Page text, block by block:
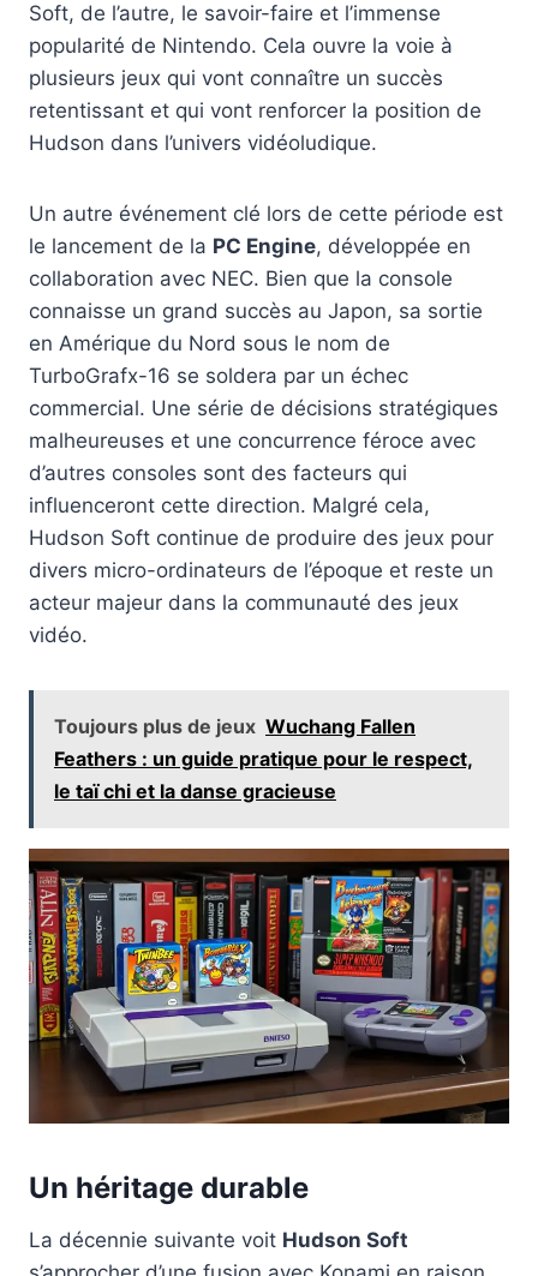
Soft, de l’autre, le savoir-faire et l’immense
popularité de Nintendo. Cela ouvre la voie à
plusieurs jeux qui vont connaître un succès
retentissant et qui vont renforcer la position de
Hudson dans l’univers vidéoludique.
Un autre événement clé lors de cette période est
le lancement de la PC Engine, développée en
collaboration avec NEC. Bien que la console
connaisse un grand succès au Japon, sa sortie
en Amérique du Nord sous le nom de
TurboGrafx-16 se soldera par un échec
commercial. Une série de décisions stratégiques
malheureuses et une concurrence féroce avec
d’autres consoles sont des facteurs qui
influenceront cette direction. Malgré cela,
Hudson Soft continue de produire des jeux pour
divers micro-ordinateurs de l’époque et reste un
acteur majeur dans la communauté des jeux
vidéo.
Toujours plus de jeux Wuchang Fallen
Feathers : un guide pratique pour le respect,
le taï chi et la danse gracieuse
Un héritage durable
La décennie suivante voit Hudson Soft